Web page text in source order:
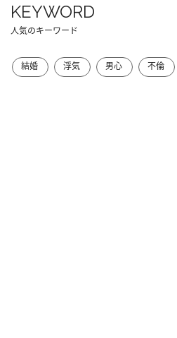
KEYWORD
人気のキーワード
結婚 浮気 男心 不倫